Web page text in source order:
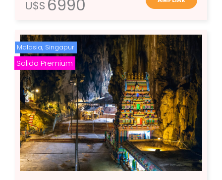
U$S 6990
Malasia, Singapur
Salida Premium